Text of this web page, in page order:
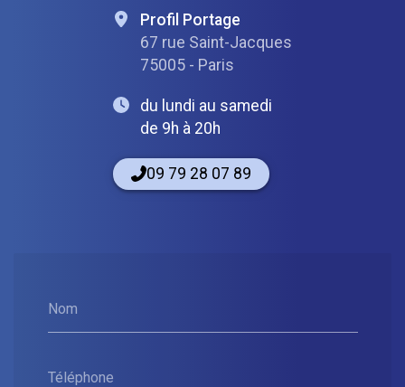
Nom
Téléphone
Profil Portage
67 rue Saint-Jacques
75005 - Paris
du lundi au samedi
de 9h à 20h
09 79 28 07 89